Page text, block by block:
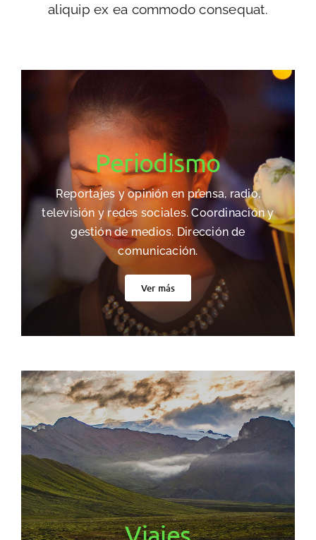
aliquip ex ea commodo consequat.
Periodismo
Reportajes y opinión en prensa, radio,
televisión y redes sociales. Coordinación y
gestión de medios. Dirección de
comunicación.
Ver más
Viajes